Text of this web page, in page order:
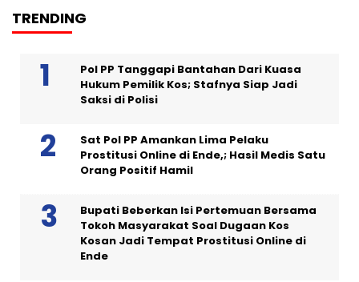
TRENDING
Pol PP Tanggapi Bantahan Dari Kuasa
Hukum Pemilik Kos; Stafnya Siap Jadi
Saksi di Polisi
Sat Pol PP Amankan Lima Pelaku
Prostitusi Online di Ende,; Hasil Medis Satu
Orang Positif Hamil
Bupati Beberkan Isi Pertemuan Bersama
Tokoh Masyarakat Soal Dugaan Kos
Kosan Jadi Tempat Prostitusi Online di
Ende